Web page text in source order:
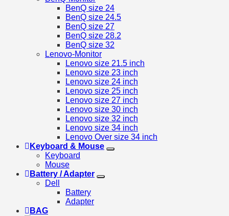
BenQ size 24
BenQ size 24.5
BenQ size 27
BenQ size 28.2
BenQ size 32
Lenovo-Monitor
Lenovo size 21.5 inch
Lenovo size 23 inch
Lenovo size 24 inch
Lenovo size 25 inch
Lenovo size 27 inch
Lenovo size 30 inch
Lenovo size 32 inch
Lenovo size 34 inch
Lenovo Over size 34 inch
Keyboard & Mouse
Keyboard
Mouse
Battery / Adapter
Dell
Battery
Adapter
BAG